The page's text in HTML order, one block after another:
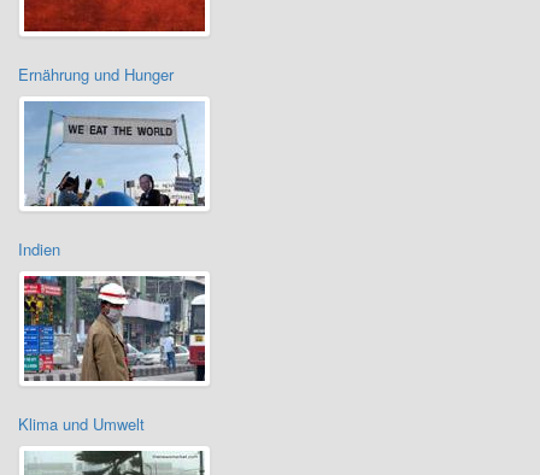
Ernährung und Hunger
Indien
Klima und Umwelt